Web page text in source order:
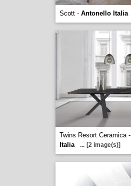
Scott - Antonello Italia
Twins Resort Ceramica -
Italia
... [2 image(s)]